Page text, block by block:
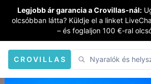
Legjobb ár garancia a Crovillas-nál:
olcsóbban látta? Küldje el a linket
– és foglaljon 100 €-ral
CROVILLAS